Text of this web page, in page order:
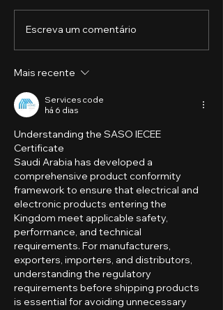
O Papel da Tecnologia
na Governança
Escreva um comentário
Mais recente
Services code
há 6 dias
Understanding the SASO IECEE
Certificate
Saudi Arabia has developed a
comprehensive product conformity
framework to ensure that electrical and
electronic products entering the
Kingdom meet applicable safety,
performance, and technical
requirements. For manufacturers,
exporters, importers, and distributors,
understanding the regulatory
requirements before shipping products
is essential for avoiding unnecessary